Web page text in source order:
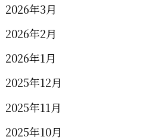
2026年3月
2026年2月
2026年1月
2025年12月
2025年11月
2025年10月